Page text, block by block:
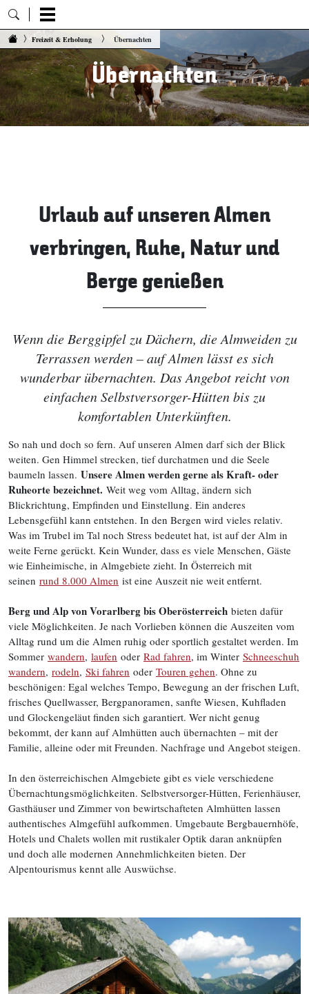
Zum Inhalt springen
Freizeit & Erholung Übernachten
Übernachten
Urlaub auf unseren Almen
verbringen, Ruhe, Natur und
Berge genießen
Wenn die Berggipfel zu Dächern, die Almweiden zu
Terrassen werden – auf Almen lässt es sich
wunderbar übernachten. Das Angebot reicht von
einfachen Selbstversorger-Hütten bis zu
komfortablen Unterkünften.
So nah und doch so fern. Auf unseren Almen darf sich der Blick
weiten. Gen Himmel strecken, tief durchatmen und die Seele
baumeln lassen. Unsere Almen werden gerne als Kraft- oder
Ruheorte bezeichnet. Weit weg vom Alltag, ändern sich
Blickrichtung, Empfinden und Einstellung. Ein anderes
Lebensgefühl kann entstehen. In den Bergen wird vieles relativ.
Was im Trubel im Tal noch Stress bedeutet hat, ist auf der Alm in
weite Ferne gerückt. Kein Wunder, dass es viele Menschen, Gäste
wie Einheimische, in Almgebiete zieht. In Österreich mit
seinen rund 8.000 Almen ist eine Auszeit nie weit entfernt.
Berg und Alp von Vorarlberg bis Oberösterreich bieten dafür
viele Möglichkeiten. Je nach Vorlieben können die Auszeiten vom
Alltag rund um die Almen ruhig oder sportlich gestaltet werden. Im
Sommer wandern, laufen oder Rad fahren, im Winter Schneeschuh
wandern, rodeln, Ski fahren oder Touren gehen. Ohne zu
beschönigen: Egal welches Tempo, Bewegung an der frischen Luft,
frisches Quellwasser, Bergpanoramen, sanfte Wiesen, Kuhfladen
und Glockengeläut finden sich garantiert. Wer nicht genug
bekommt, der kann auf Almhütten auch übernachten – mit der
Familie, alleine oder mit Freunden. Nachfrage und Angebot steigen.
In den österreichischen Almgebiete gibt es viele verschiedene
Übernachtungsmöglichkeiten. Selbstversorger-Hütten, Ferienhäuser,
Gasthäuser und Zimmer von bewirtschafteten Almhütten lassen
authentisches Almgefühl aufkommen. Umgebaute Bergbauernhöfe,
Hotels und Chalets wollen mit rustikaler Optik daran anknüpfen
und doch alle modernen Annehmlichkeiten bieten. Der
Alpentourismus kennt alle Auswüchse.